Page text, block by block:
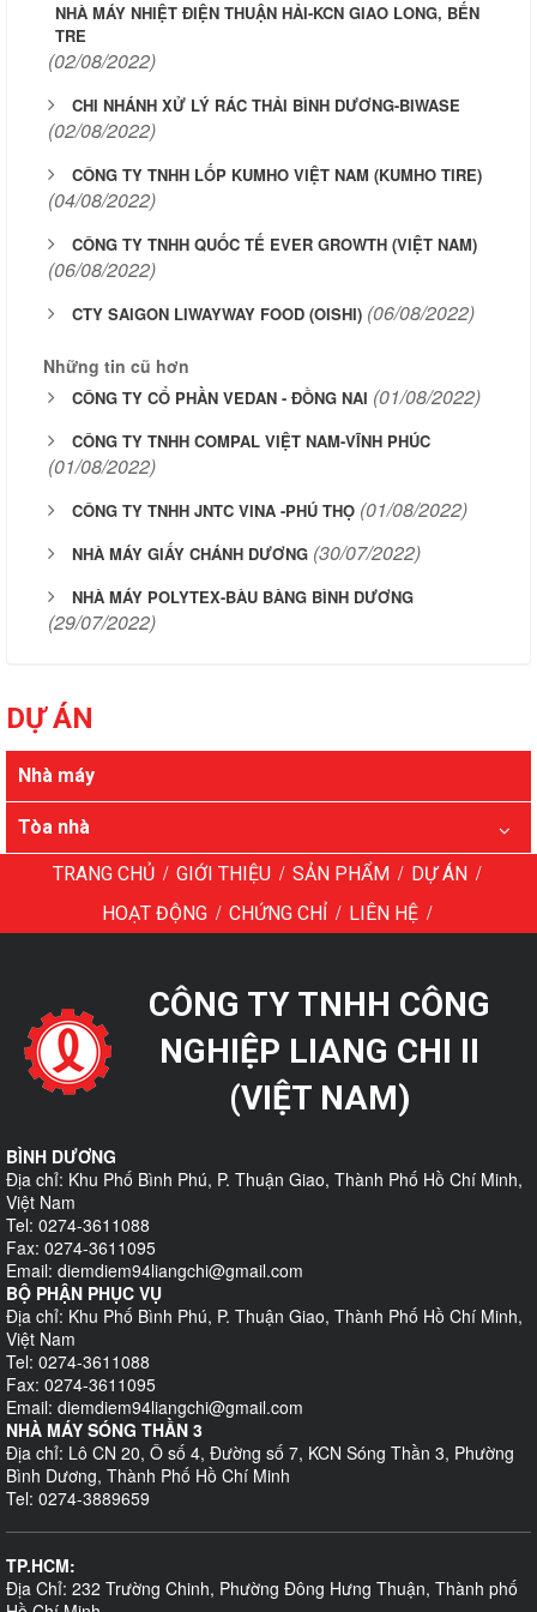
NHÀ MÁY NHIỆT ĐIỆN THUẬN HẢI-KCN GIAO LONG, BẾN
TRE
(02/08/2022)
CHI NHÁNH XỬ LÝ RÁC THẢI BÌNH DƯƠNG-BIWASE
(02/08/2022)
CÔNG TY TNHH LỐP KUMHO VIỆT NAM (KUMHO TIRE)
(04/08/2022)
CÔNG TY TNHH QUỐC TẾ EVER GROWTH (VIỆT NAM)
(06/08/2022)
CTY SAIGON LIWAYWAY FOOD (OISHI) (06/08/2022)
Những tin cũ hơn
CÔNG TY CỔ PHẦN VEDAN - ĐỒNG NAI (01/08/2022)
CÔNG TY TNHH COMPAL VIỆT NAM-VĨNH PHÚC
(01/08/2022)
CÔNG TY TNHH JNTC VINA -PHÚ THỌ (01/08/2022)
NHÀ MÁY GIẤY CHÁNH DƯƠNG (30/07/2022)
NHÀ MÁY POLYTEX-BÀU BÀNG BÌNH DƯƠNG
(29/07/2022)
DỰ ÁN
Nhà máy
Tòa nhà
TRANG CHỦ / GIỚI THIỆU / SẢN PHẨM / DỰ ÁN /
HOẠT ĐỘNG / CHỨNG CHỈ / LIÊN HỆ /
CÔNG TY TNHH CÔNG
NGHIỆP LIANG CHI II
(VIỆT NAM)
BÌNH DƯƠNG
Địa chỉ: Khu Phố Bình Phú, P. Thuận Giao, Thành Phố Hồ Chí Minh,
Việt Nam
Tel: 0274-3611088
Fax: 0274-3611095
Email: diemdiem94liangchi@gmail.com
BỘ PHẬN PHỤC VỤ
Địa chỉ: Khu Phố Bình Phú, P. Thuận Giao, Thành Phố Hồ Chí Minh,
Việt Nam
Tel: 0274-3611088
Fax: 0274-3611095
Email: diemdiem94liangchi@gmail.com
NHÀ MÁY SÓNG THẦN 3
Địa chỉ: Lô CN 20, Ô số 4, Đường số 7, KCN Sóng Thần 3, Phường
Bình Dương, Thành Phố Hồ Chí Minh
Tel: 0274-3889659
TP.HCM:
Địa Chỉ: 232 Trường Chinh, Phường Đông Hưng Thuận, Thành phố